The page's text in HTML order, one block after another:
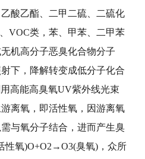
酸乙酯、二甲二硫、二硫化
VOC类，苯、甲苯、二甲苯
机高分子恶臭化合物分子
下，降解转变成低分子化合
高能高臭氧UV紫外线光束
离氧，即活性氧，因游离氧
与氧分子结合，进而产生臭
性氧)O+O2→O3(臭氧)，众所